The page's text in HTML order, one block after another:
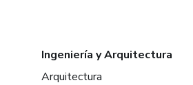
Ingeniería y Arquitectura
Arquitectura